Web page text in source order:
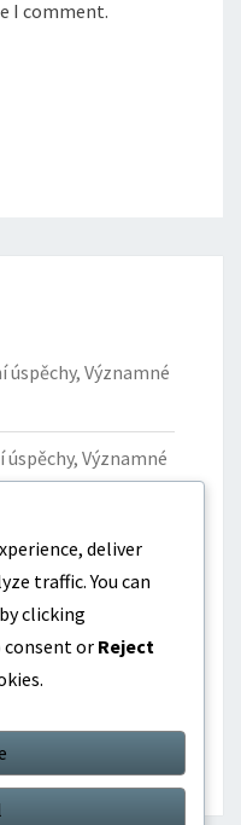
I comment.
Významné
Významné
národnímu týmu
deliver
traffic. You can
clicking
consent orReject